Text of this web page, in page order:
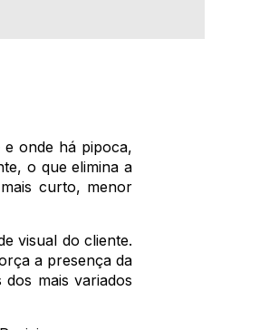
onde há pipoca,
o que elimina a
curto, menor
visual do cliente.
a presença da
mais variados